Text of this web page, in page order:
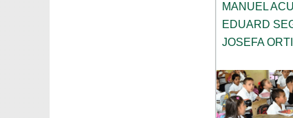
MANUEL
EDUARD
JOSEFA